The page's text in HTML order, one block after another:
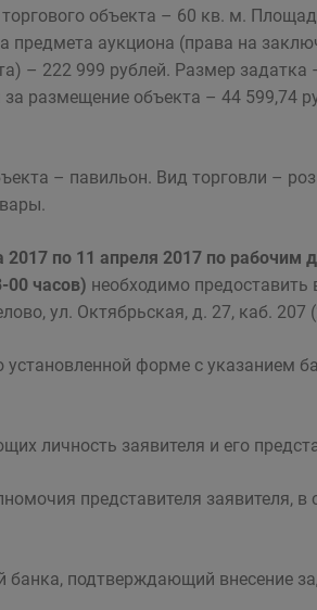
объекта – 60 кв. м.
предмета аукциона (права на
– 222 999 рублей. Размер
размещение объекта – 44 599,74
– павильон. Вид торговли –
2017 по 11 апреля 2017 по рабочим
00 часов) необходимо
ул. Октябрьская, д. 27, каб.
установленной форме с указанием
личность заявителя и его
представителя заявителя, в
подтверждающий внесение